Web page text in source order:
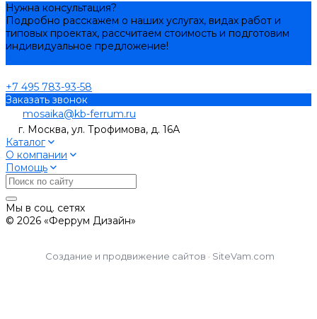
Нужна консультация?
Подробно расскажем о наших услугах, видах работ и
типовых проектах, рассчитаем стоимость и подготовим
индивидуальное предложение!
+7 495 783-93-58
Заказать звонок
mosaika@kb-ferrum.ru
г. Москва, ул. Трофимова, д. 16А
Каталог
О компании
Помощь
Мы в соц. сетях
© 2026 «Феррум Дизайн»
Создание и продвижение сайтов · SiteVam.com